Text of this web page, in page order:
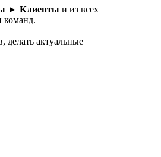
► Клиенты и из всех
команд.
делать актуальные